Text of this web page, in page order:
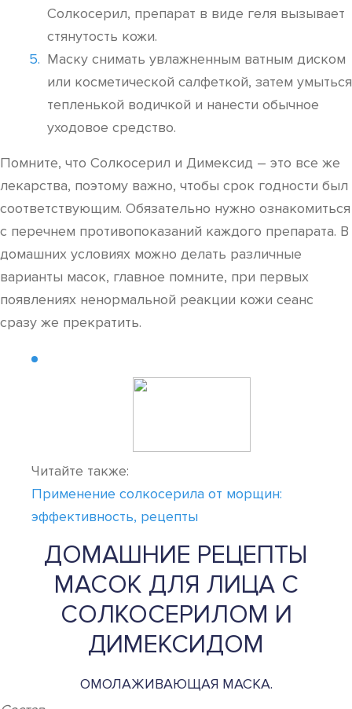
Солкосерил, препарат в виде геля вызывает
стянутость кожи.
Маску снимать увлажненным ватным диском
или косметической салфеткой, затем умыться
тепленькой водичкой и нанести обычное
уходовое средство.
Помните, что Солкосерил и Димексид – это все же
лекарства, поэтому важно, чтобы срок годности был
соответствующим. Обязательно нужно ознакомиться
с перечнем противопоказаний каждого препарата. В
домашних условиях можно делать различные
варианты масок, главное помните, при первых
появлениях ненормальной реакции кожи сеанс
сразу же прекратить.
Читайте также:
Применение солкосерила от морщин:
эффективность, рецепты
ДОМАШНИЕ РЕЦЕПТЫ
МАСОК ДЛЯ ЛИЦА С
СОЛКОСЕРИЛОМ И
ДИМЕКСИДОМ
ОМОЛАЖИВАЮЩАЯ МАСКА.